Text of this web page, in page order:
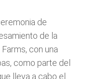
de
de la
con una
como parte del
lleva a cabo el